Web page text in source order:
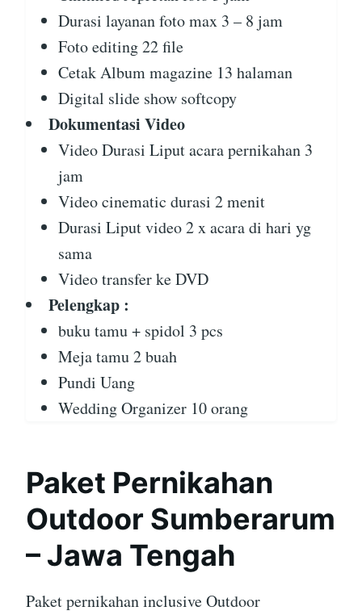
Durasi layanan foto max 3 – 8 jam
Foto editing 22 file
Cetak Album magazine 13 halaman
Digital slide show softcopy
Dokumentasi Video
Video Durasi Liput acara pernikahan 3
jam
Video cinematic durasi 2 menit
Durasi Liput video 2 x acara di hari yg
sama
Video transfer ke DVD
Pelengkap :
buku tamu + spidol 3 pcs
Meja tamu 2 buah
Pundi Uang
Wedding Organizer 10 orang
Paket Pernikahan
Outdoor Sumberarum
– Jawa Tengah
Paket pernikahan inclusive Outdoor